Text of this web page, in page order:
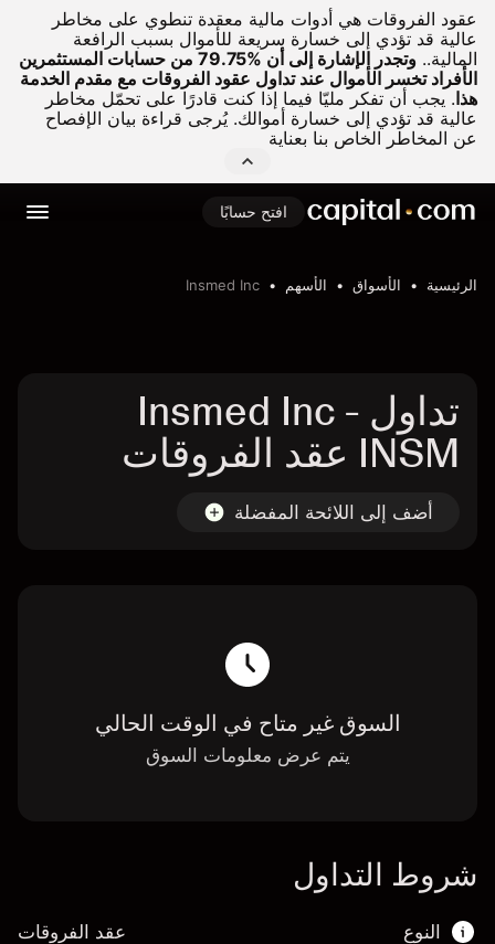
عقود الفروقات هي أدوات مالية معقدة تنطوي على مخاطر
عالية قد تؤدي إلى خسارة سريعة للأموال بسبب الرافعة
المالية..
وتجدر الإشارة إلى أن %79.75 من حسابات المستثمرين
الأفراد تخسر الأموال عند تداول عقود الفروقات مع مقدم الخدمة
هذا. يجب أن تفكر مليّا فيما إذا كنت قادرًا على تحمّل مخاطر
عالية قد تؤدي إلى خسارة أموالك. يُرجى قراءة بيان الإفصاح
عن المخاطر الخاص بنا بعناية
افتح حسابًا
الرئيسية الأسواق الأسهم Insmed Inc
تداول Insmed Inc -
INSM عقد الفروقات
أضف إلى اللائحة المفضلة
السوق غير متاح في الوقت الحالي
يتم عرض معلومات السوق
شروط التداول
النوع عقد الفروقات